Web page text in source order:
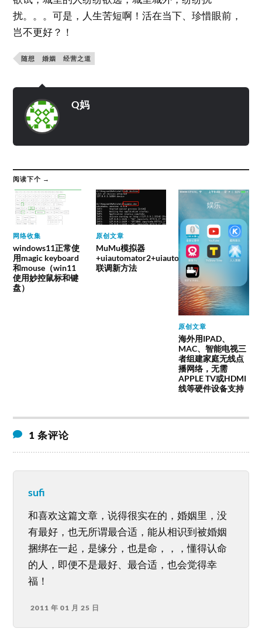
扰。。。可是，人生苦短啊！活在当下、珍惜眼前，
岂不更好？！
随想 婚姻 经营之道
Q妈
阅读下个 →
网络收集
windows11正常使
用magic keyboard
和mouse（win11
使用妙控鼠标和键
盘）
原创文章
MuMu模拟器
+uiautomator2+uiauto
联调新方法
原创文章
海外用IPAD、
MAC、智能电视三
者组建家庭无线点
播网络，无需
APPLE TV或HDMI
线等硬件设备支持
1 条评论
sufi
和喜欢这篇文章，说得很实在的，婚姻里，没
有最好，也无所谓最合适，能从相识到被婚姻
捆绑在一起，是缘分，也是命，，，懂得认命
的人，即便不是最好、最合适，也会觉得幸
福！
2011 年 01 月 25 日